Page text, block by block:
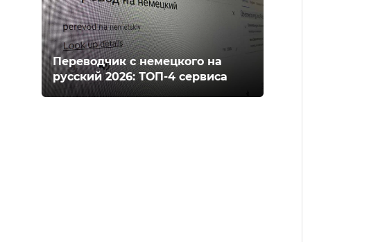
Переводчик с немецкого на
русский 2026: ТОП-4 сервиса